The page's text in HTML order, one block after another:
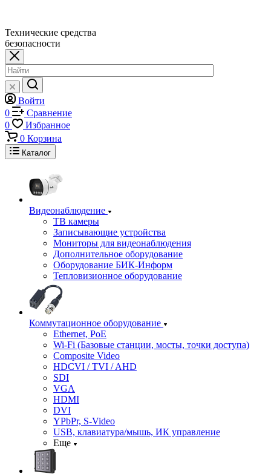
Технические средства
безопасности
Войти
0
Сравнение
0
Избранное
0 Корзина
Каталог
Видеонаблюдение
ТВ камеры
Записывающие устройства
Мониторы для видеонаблюдения
Дополнительное оборудование
Оборудование БИК-Информ
Тепловизионное оборудование
Коммутационное оборудование
Ethernet, PoE
Wi-Fi (Базовые станции, мосты, точки доступа)
Composite Video
HDCVI / TVI / AHD
SDI
VGA
HDMI
DVI
YPbPr, S-Video
USB, клавиатура/мышь, ИК управление
Еще